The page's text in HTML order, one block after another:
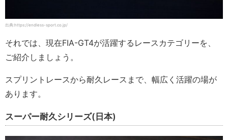
出典:https://endless-sport.co.jp/
それでは、現在FIA-GT4が活躍するレースカテゴリーを、
ご紹介しましょう。
スプリントレースから耐久レースまで、幅広く活躍の場が
あります。
スーパー耐久シリーズ(日本)